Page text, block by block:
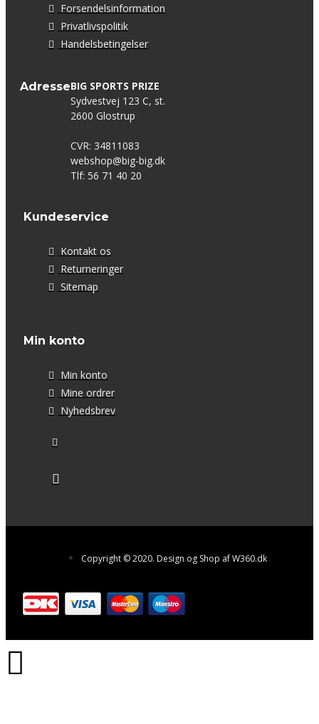
Forsendelsinformation
Privatlivspolitik
Handelsbetingelser
AdresseBIG SPORTS PRIZE
Sydvestvej 123 C, st.
2600 Glostrup
CVR: 34811083
webshop@big-big.dk
Tlf: 56 71 40 20
Kundeservice
Kontakt os
Returneringer
Sitemap
Min konto
Min konto
Mine ordrer
Nyhedsbrev
Copyright © 2020. Design og Shop af W360.dk